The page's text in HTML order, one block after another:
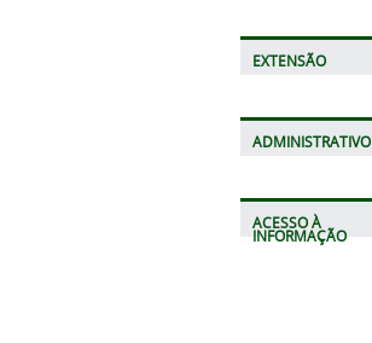
EXTENSÃO
ADMINISTRATIVO
ACESSO À
INFORMAÇÃO